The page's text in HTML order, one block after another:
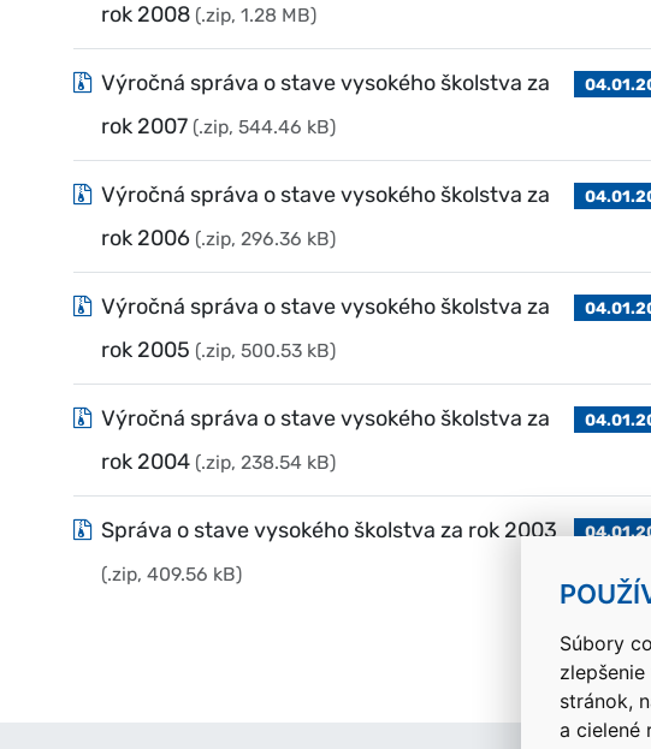
Súbory
stránok,
a cielené
rok 2008 (.zip, 1.28 MB)
Výročná správa o stave vysokého školstva za
rok 2007 (.zip, 544.46 kB)
Výročná správa o stave vysokého školstva za
rok 2006 (.zip, 296.36 kB)
Výročná správa o stave vysokého školstva za
rok 2005 (.zip, 500.53 kB)
Výročná správa o stave vysokého školstva za
rok 2004 (.zip, 238.54 kB)
Správa o stave vysokého školstva za rok 2003
(.zip, 409.56 kB)